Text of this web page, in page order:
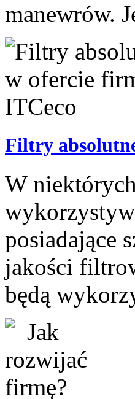
manewrów.
Filtry
W
posiadające
jakości
będą